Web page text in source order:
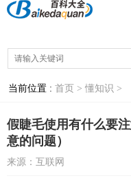
当前位置 : 首页 > 懂知识 >
假睫毛使用有什么要
意的问题）
来源：互联网